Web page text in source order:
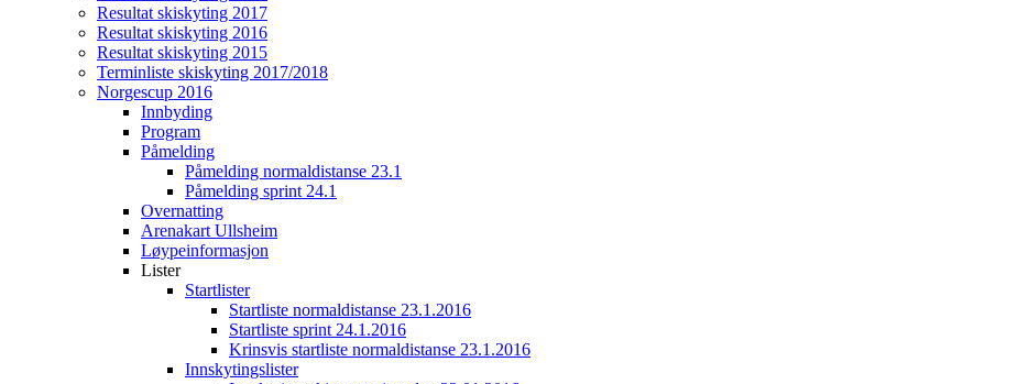
Resultat skiskyting 2017
Resultat skiskyting 2016
Resultat skiskyting 2015
Terminliste skiskyting 2017/2018
Norgescup 2016
Innbyding
Program
Påmelding
Påmelding normaldistanse 23.1
Påmelding sprint 24.1
Overnatting
Arenakart Ullsheim
Løypeinformasjon
Lister
Startlister
Startliste normaldistanse 23.1.2016
Startliste sprint 24.1.2016
Krinsvis startliste normaldistanse 23.1.2016
Innskytingslister